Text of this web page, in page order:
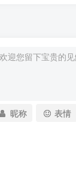
昵称 表情